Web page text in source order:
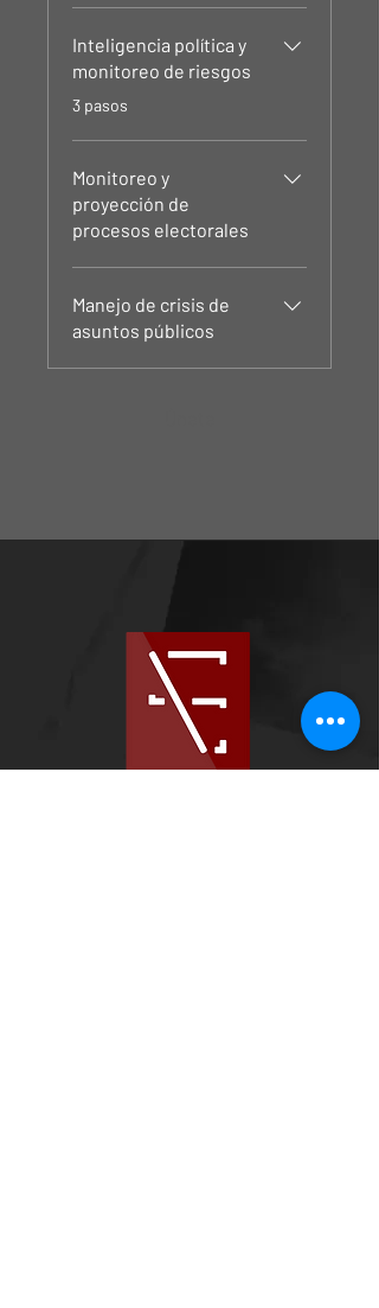
Inteligencia política y
monitoreo de riesgos
.3 pasos
Monitoreo y
proyección de
procesos electorales
Manejo de crisis de
asuntos públicos